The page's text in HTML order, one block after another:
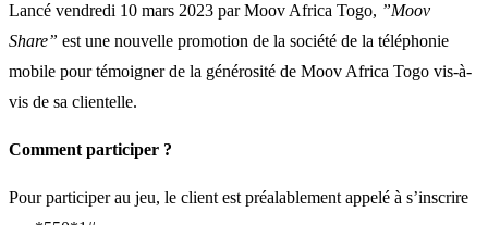
Lancé vendredi 10 mars 2023 par Moov Africa Togo, ”Moov
Share” est une nouvelle promotion de la société de la téléphonie
mobile pour témoigner de la générosité de Moov Africa Togo vis-à-
vis de sa clientelle.
Comment participer ?
Pour participer au jeu, le client est préalablement appelé à s’inscrire